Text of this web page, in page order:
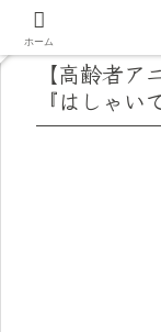
【高齢者ア
『はしゃい
ホーム